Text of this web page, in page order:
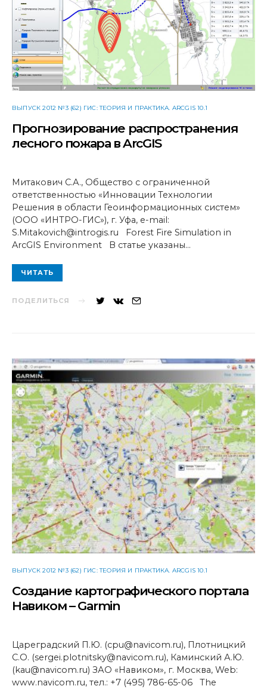
ВЫПУСК 2012 №3 (62) ГИС: ТЕОРИЯ И ПРАКТИКА. ARCGIS 10.1
Прогнозирование распространения
лесного пожара в ArcGIS
Митакович С.А., Общество с ограниченной
ответственностью «Инновации Технологии
Решения в области Геоинформационных систем»
(ООО «ИНТРО-ГИС»), г. Уфа, e-mail:
S.Mitakovich@introgis.ru Forest Fire Simulation in
ArcGIS Environment В статье указаны…
ЧИТАТЬ
ПОДЕЛИТЬСЯ
ВЫПУСК 2012 №3 (62) ГИС: ТЕОРИЯ И ПРАКТИКА. ARCGIS 10.1
Создание картографического портала
Навиком – Garmin
Цареградский П.Ю. (cpu@navicom.ru), Плотницкий
С.О. (sergei.plotnitsky@navicom.ru), Каминский А.Ю.
(kau@navicom.ru) ЗАО «Навиком», г. Москва, Web:
www.navicom.ru, тел.: +7 (495) 786-65-06 The